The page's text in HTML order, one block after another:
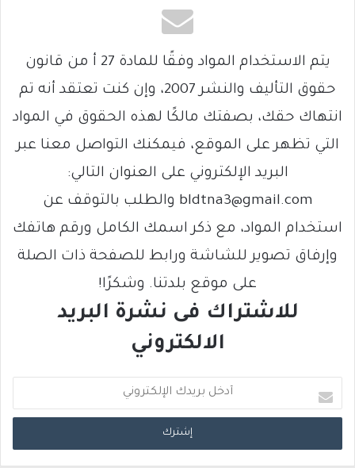
يتم الاستخدام المواد وفقًا للمادة 27 أ من قانون
حقوق التأليف والنشر 2007، وإن كنت تعتقد أنه تم
انتهاك حقك، بصفتك مالكًا لهذه الحقوق في المواد
التي تظهر على الموقع، فيمكنك التواصل معنا عبر
البريد الإلكتروني على العنوان التالي:
bldtna3@gmail.com والطلب بالتوقف عن
استخدام المواد، مع ذكر اسمك الكامل ورقم هاتفك
وإرفاق تصوير للشاشة ورابط للصفحة ذات الصلة
على موقع بلدتنا. وشكرًا!
للاشتراك فى نشرة البريد
الالكتروني
د
خ